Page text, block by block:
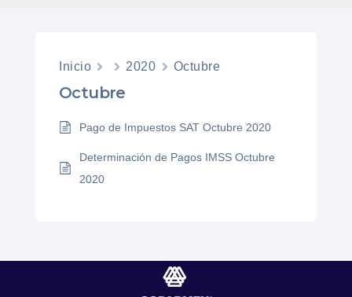
Inicio 2020 Octubre
Octubre
Pago de Impuestos SAT Octubre 2020
Determinación de Pagos IMSS Octubre
2020